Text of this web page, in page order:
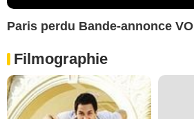
Paris perdu Bande-annonce VO
Filmographie